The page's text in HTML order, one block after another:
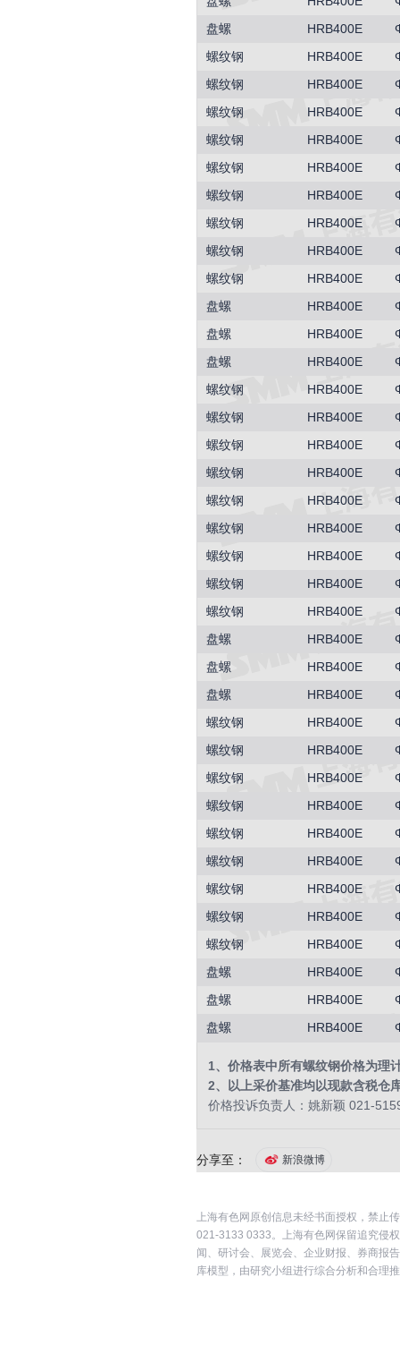
盘螺
HRB400E
螺纹钢
HRB400E
螺纹钢
HRB400E
螺纹钢
HRB400E
螺纹钢
HRB400E
螺纹钢
HRB400E
螺纹钢
HRB400E
螺纹钢
HRB400E
螺纹钢
HRB400E
螺纹钢
HRB400E
盘螺
HRB400E
盘螺
HRB400E
盘螺
HRB400E
螺纹钢
HRB400E
螺纹钢
HRB400E
螺纹钢
HRB400E
螺纹钢
HRB400E
螺纹钢
HRB400E
螺纹钢
HRB400E
螺纹钢
HRB400E
螺纹钢
HRB400E
螺纹钢
HRB400E
盘螺
HRB400E
盘螺
HRB400E
盘螺
HRB400E
螺纹钢
HRB400E
螺纹钢
HRB400E
螺纹钢
HRB400E
螺纹钢
HRB400E
螺纹钢
HRB400E
螺纹钢
HRB400E
螺纹钢
HRB400E
螺纹钢
HRB400E
螺纹钢
HRB400E
盘螺
HRB400E
盘螺
HRB400E
盘螺
HRB400E
1、价格表中所有螺纹钢价格为理
2、以上采价基准均以现款含税仓
价格投诉负责人：姚新颖 021-
分享至： 新浪微博
上海有色网原创信息未经书面授权，禁止
021-3133 0333。上海有色网保留追究侵
闻、研讨会、展览会、企业财报、券商报
库模型，由研究小组进行综合分析和合理